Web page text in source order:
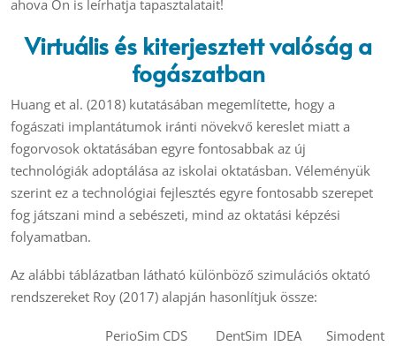
ahova Ön is leírhatja tapasztalatait!
Virtuális és kiterjesztett valóság a
fogászatban
Huang et al. (2018) kutatásában megemlítette, hogy a
fogászati implantátumok iránti növekvő kereslet miatt a
fogorvosok oktatásában egyre fontosabbak az új
technológiák adoptálása az iskolai oktatásban. Véleményük
szerint ez a technológiai fejlesztés egyre fontosabb szerepet
fog játszani mind a sebészeti, mind az oktatási képzési
folyamatban.
Az alábbi táblázatban látható különböző szimulációs oktató
rendszereket Roy (2017) alapján hasonlítjuk össze:
PerioSim CDS DentSim IDEA
Simodent